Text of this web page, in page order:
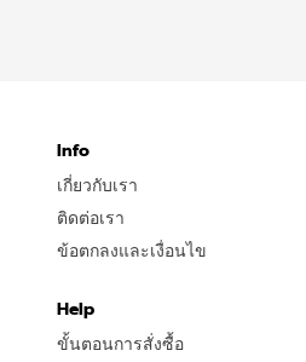
Info
เกี่ยวกับเรา
ติดต่อเรา
ข้อตกลงและเงื่อนไข
Help
ขั้นตอนการสั่งซื้อ